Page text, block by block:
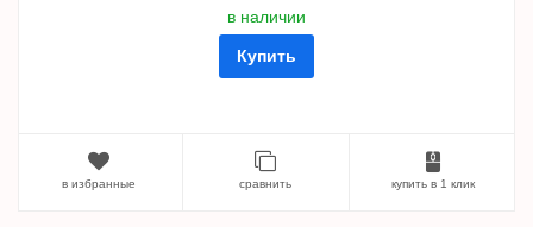
в наличии
Купить
в избранные сравнить купить в 1 клик